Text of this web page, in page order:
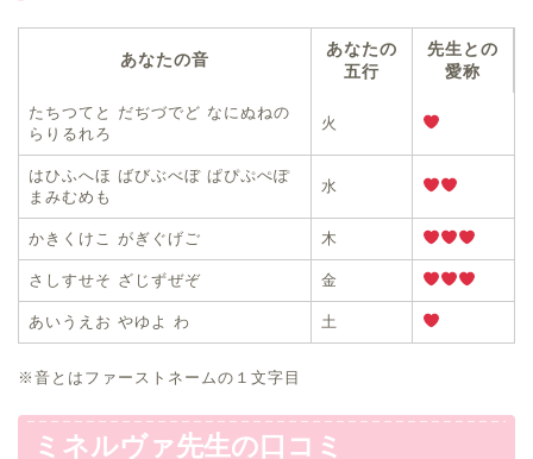
あなたの音
あなたの
五行
先生との
愛称
たちつてと だぢづでど なにぬねの
らりるれろ
火
はひふへほ ばびぶべぼ ぱぴぷぺぽ
まみむめも
水
かきくけこ がぎぐげご 木
さしすせそ ざじずぜぞ 金
あいうえお やゆよ わ 土
※音とはファーストネームの１文字目
ミネルヴァ先生の口コミ